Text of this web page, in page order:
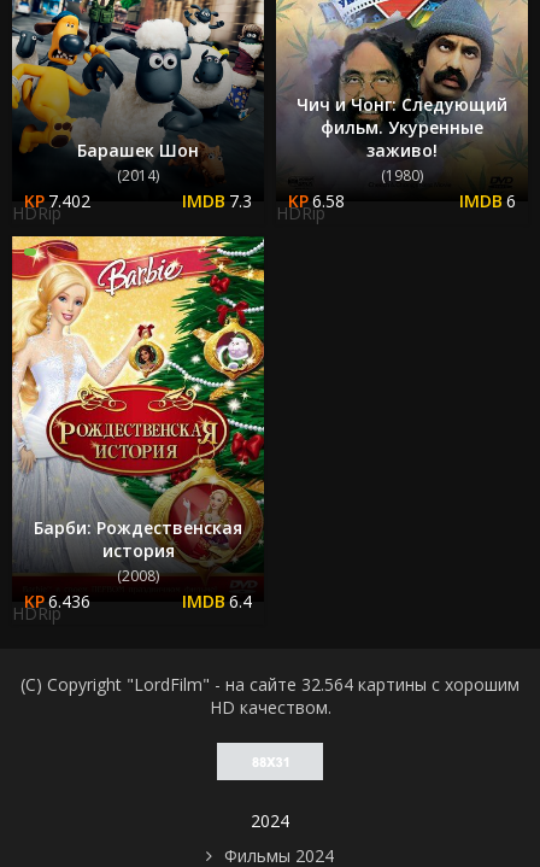
Барашек Шон
(2014)
7.402 7.3
HDRip
Чич и Чонг: Следующий
фильм. Укуренные
заживо!
(1980)
6.58 6
HDRip
Барби: Рождественская
история
(2008)
6.436 6.4
HDRip
(C) Copyright "LordFilm" - на сайте 32.564 картины с хорошим
HD качеством.
2024
Фильмы 2024